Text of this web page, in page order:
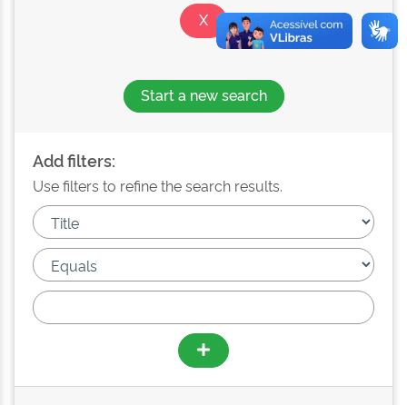
Start a new search
Add filters:
Use filters to refine the search results.